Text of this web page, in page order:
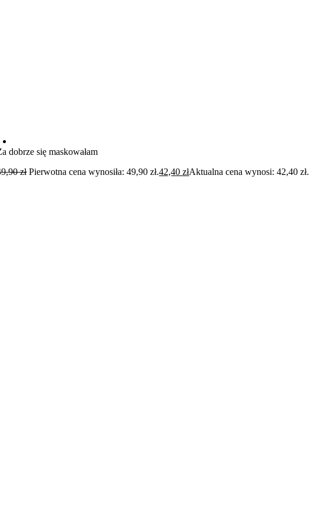
dobrze się maskowałam
zł Pierwotna cena wynosiła: 49,90 zł.42,40złAktualna cena wynosi: 42,40 zł.